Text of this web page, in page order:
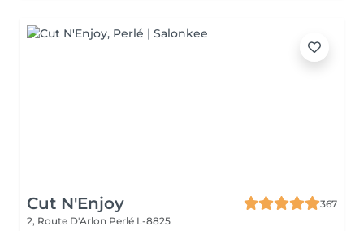
Cut N'Enjoy
367
2, Route D'Arlon Perlé L-8825